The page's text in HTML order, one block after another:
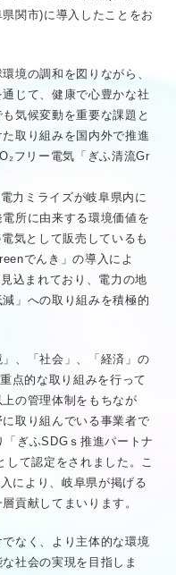
関市)に導入したことをお
境の調和を図りながら、
じて、健康で心豊かな社
気候変動を重要な課題と
取り組みを国内外で推進
フリー電気「ぎふ清流Gr
力ミライズが岐阜県内に
所に由来する環境価値を
気として販売しているも
でんき」の導入によ
込まれており、電力の地
」への取り組みを積極的
、「社会」、「経済」の
点的な取り組みを行って
の管理体制をもちなが
取り組んでいる事業者で
ぎふSDGｓ推進パートナ
て認定をされました。こ
により、岐阜県が掲げる
貢献してまいります。
なく、より主体的な環境
社会の実現を目指しま